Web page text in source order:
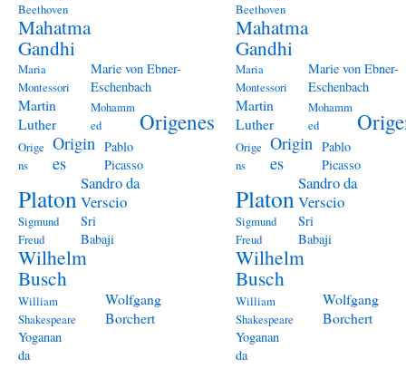
Beethoven
Mahatma
Gandhi
Maria
Montessori
Marie von Ebner-
Eschenbach
Martin
Luther
Mohamm
ed
Origenes
Orige
ns
Origin
es
Pablo
Picasso
Platon
Sandro da
Verscio
Sigmund
Freud
Sri
Babaji
Wilhelm
Busch
William
Shakespeare
Wolfgang
Borchert
Yoganan
da
Beethoven
Mahatma
Gandhi
Maria
Montessori
Marie von Ebner-
Eschenbach
Martin
Luther
Mohamm
ed
Orige
ns
Origin
es
Pablo
Picasso
Platon
Sandro da
Verscio
Sigmund
Freud
Sri
Babaji
Wilhelm
Busch
William
Shakespeare
Wolfgang
Borchert
Yoganan
da